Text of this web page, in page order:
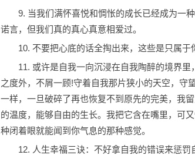
9. 当我们满怀喜悦和惆怅的成长已经成为一
诺言，但我们真的真心真意相爱过。
10. 不要把心底的话全掏出来，这些是只属于
11. 或许是自我一向沉浸在自我陶醉的境界
之度外，不屑一顾!守着自我那片狭小的天空，守
一样，一旦破碎了再也恢复不到原先的完美，我
的温度，能够自由的生长。我把它含在嘴里，可
种闭着眼就能闻到你气息的那种感觉。
12. 人生幸福三诀：不好拿自我的错误来惩